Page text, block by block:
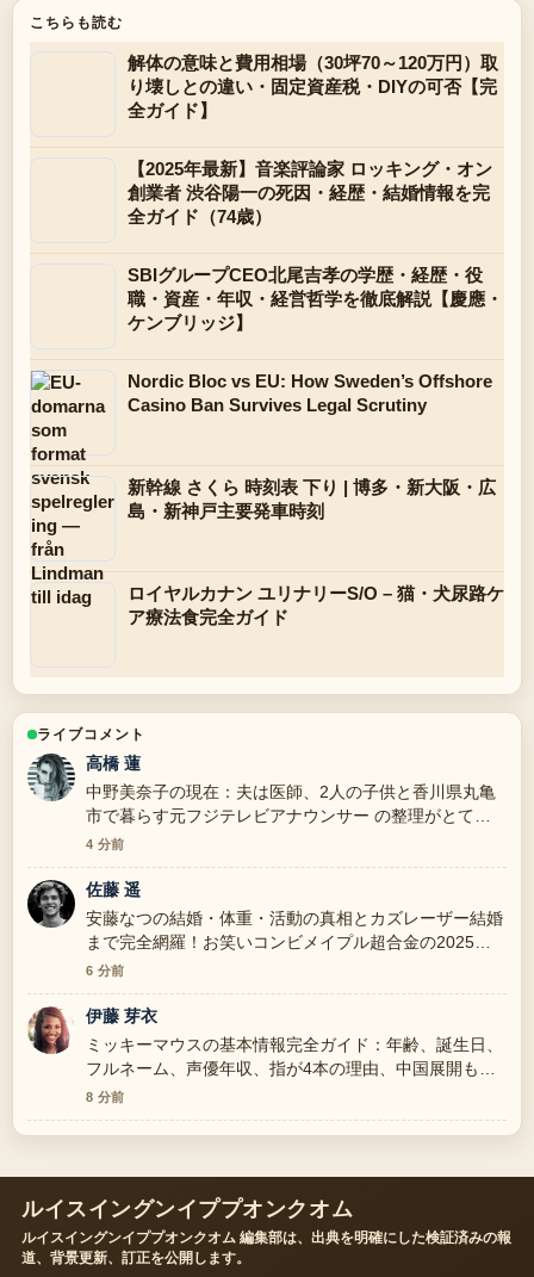
こちらも読む
解体の意味と費用相場（30坪70～120万円）取
り壊しとの違い・固定資産税・DIYの可否【完
全ガイド】
【2025年最新】音楽評論家 ロッキング・オン
創業者 渋谷陽一の死因・経歴・結婚情報を完
全ガイド（74歳）
SBIグループCEO北尾吉孝の学歴・経歴・役
職・資産・年収・経営哲学を徹底解説【慶應・
ケンブリッジ】
Nordic Bloc vs EU: How Sweden’s Offshore
Casino Ban Survives Legal Scrutiny
新幹線 さくら 時刻表 下り | 博多・新大阪・広
島・新神戸主要発車時刻
ロイヤルカナン ユリナリーS/O – 猫・犬尿路ケ
ア療法食完全ガイド
ライブコメント
高橋 蓮
中野美奈子の現在：夫は医師、2人の子供と香川県丸亀
市で暮らす元フジテレビアナウンサー の整理がとても
分かりやすいです。今日の中でも特に読みやすいです。
4 分前
佐藤 遥
安藤なつの結婚・体重・活動の真相とカズレーザー結婚
まで完全網羅！お笑いコンビメイプル超合金の2025年
を追っていますが、この解説は落ち着いていて信頼でき
ます。
6 分前
伊藤 芽衣
ミッキーマウスの基本情報完全ガイド：年齢、誕生日、
フルネーム、声優年収、指が4本の理由、中国展開も解
説 の背景説明が助かります。ライブ更新を続けてくだ
さい。
8 分前
ルイスイングンイププオンクオム
ルイスイングンイププオンクオム 編集部は、出典を明確にした検証済みの報
道、背景更新、訂正を公開します。